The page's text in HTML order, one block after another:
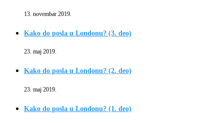
13. novembar 2019.
Kako do posla u Londonu? (3. deo)
23. maj 2019.
Kako do posla u Londonu? (2. deo)
23. maj 2019.
Kako do posla u Londonu? (1. deo)